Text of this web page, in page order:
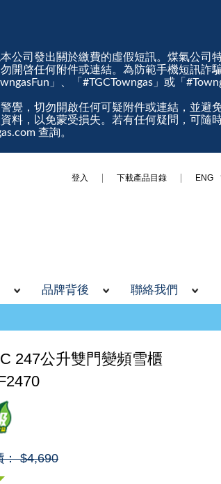
公司發出關於繳費的虛假短訊。煤氣公司
開啓任何附件或連結。為防範手機短訊詐
」、「#TGCTowngas」或「
覺，切勿開啟任何可疑附件或連結，並避
料，以免蒙受損失。若有任何疑問，可隨
查詢。
登入 下載產品目錄 ENG
品牌背後 聯絡我們
247公升雙門變頻雪櫃
： $4,690